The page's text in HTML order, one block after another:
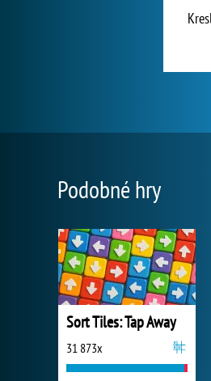
Podobné hry
Sort Tiles: Tap Away
31 873x